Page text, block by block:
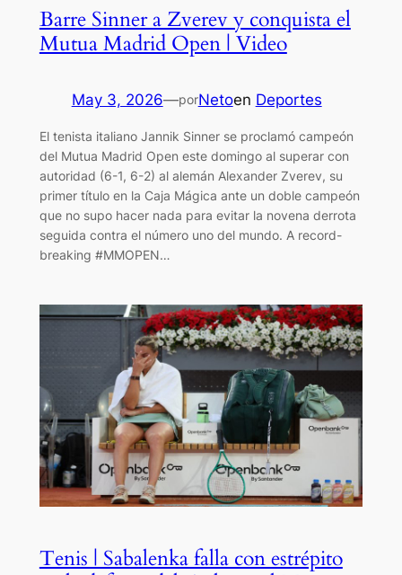
Barre Sinner a Zverev y conquista el
Mutua Madrid Open | Video
May 3, 2026—porNetoen Deportes
El tenista italiano Jannik Sinner se proclamó campeón
del Mutua Madrid Open este domingo al superar con
autoridad (6-1, 6-2) al alemán Alexander Zverev, su
primer título en la Caja Mágica ante un doble campeón
que no supo hacer nada para evitar la novena derrota
seguida contra el número uno del mundo. A record-
breaking #MMOPEN…
Tenis | Sabalenka falla con estrépito